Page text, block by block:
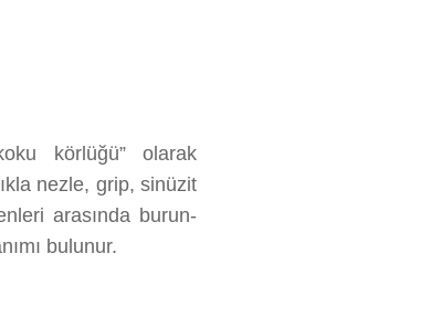
körlüğü” olarak
nezle, grip, sinüzit
arasında burun-
bulunur.